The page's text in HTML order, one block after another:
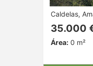
Caldelas,
35.000
Área:0 m²